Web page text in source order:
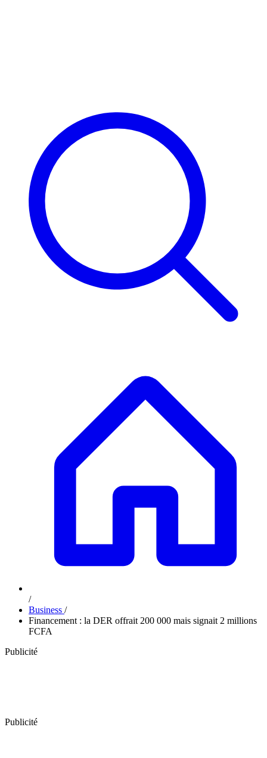
/
Business /
Financement : la DER offrait 200 000 mais signait 2 millions
FCFA
Publicité
Publicité